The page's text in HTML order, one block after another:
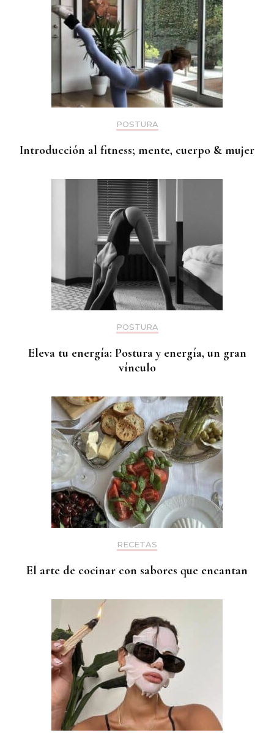
POSTURA
Introducción al fitness; mente, cuerpo & mujer
POSTURA
Eleva tu energía: Postura y energía, un gran
vínculo
RECETAS
El arte de cocinar con sabores que encantan